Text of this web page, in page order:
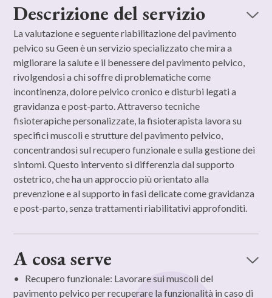
Descrizione del servizio
La valutazione e seguente riabilitazione del pavimento
pelvico su Geen è un servizio specializzato che mira a
migliorare la salute e il benessere del pavimento pelvico,
rivolgendosi a chi soffre di problematiche come
incontinenza, dolore pelvico cronico e disturbi legati a
gravidanza e post-parto. Attraverso tecniche
fisioterapiche personalizzate, la fisioterapista lavora su
specifici muscoli e strutture del pavimento pelvico,
concentrandosi sul recupero funzionale e sulla gestione dei
sintomi. Questo intervento si differenzia dal supporto
ostetrico, che ha un approccio più orientato alla
prevenzione e al supporto in fasi delicate come gravidanza
e post-parto, senza trattamenti riabilitativi approfonditi.
A cosa serve
• Recupero funzionale: Lavorare sui muscoli del
pavimento pelvico per recuperare la funzionalità in caso di